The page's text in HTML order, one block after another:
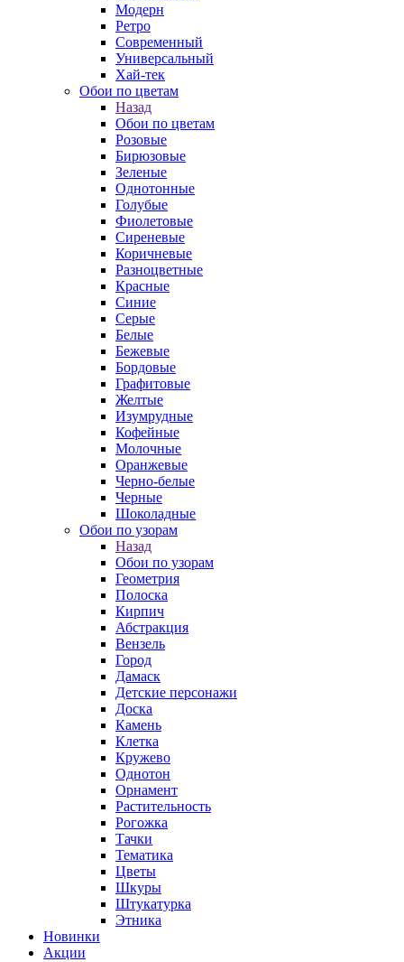
Модерн
Ретро
Современный
Универсальный
Хай-тек
Обои по цветам
Назад
Обои по цветам
Розовые
Бирюзовые
Зеленые
Однотонные
Голубые
Фиолетовые
Сиреневые
Коричневые
Разноцветные
Красные
Синие
Серые
Белые
Бежевые
Бордовые
Графитовые
Желтые
Изумрудные
Кофейные
Молочные
Оранжевые
Черно-белые
Черные
Шоколадные
Обои по узорам
Назад
Обои по узорам
Геометрия
Полоска
Кирпич
Абстракция
Вензель
Город
Дамаск
Детские персонажи
Доска
Камень
Клетка
Кружево
Однотон
Орнамент
Растительность
Рогожка
Тачки
Тематика
Цветы
Шкуры
Штукатурка
Этника
Новинки
Акции